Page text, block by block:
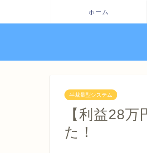
ホーム
半裁量型システム
【利益28
た！